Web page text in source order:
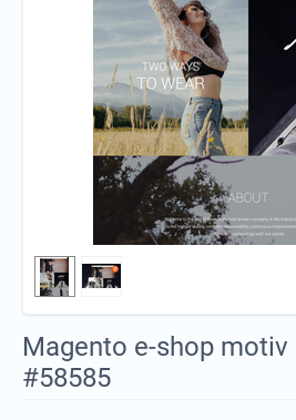
Magento e-shop
#58585